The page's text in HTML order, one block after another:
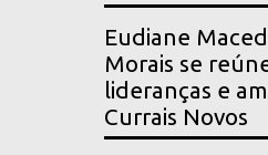
Eudiane
Morais se
lideranças e
Currais Novos